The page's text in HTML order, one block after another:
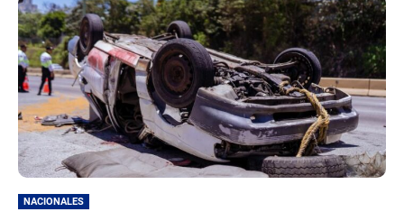
NACIONALES